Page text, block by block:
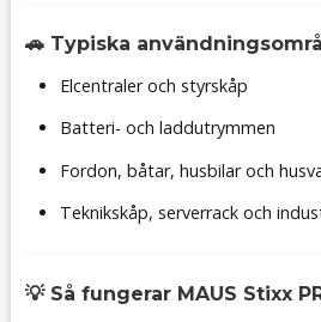
🚗 Typiska
Elcentraler och styrskåp
Batteri- och laddutrymmen
Fordon, båtar, husbilar och
Teknikskåp, serverrack och
💡 Så fungerar MAUS Stixx